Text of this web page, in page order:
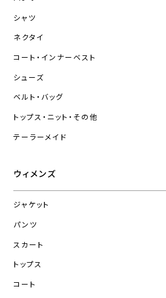
シャツ
ネクタイ
コート・インナーベスト
シューズ
ベルト・バッグ
トップス・ニット・その他
テーラーメイド
ウィメンズ
ジャケット
パンツ
スカート
トップス
コート